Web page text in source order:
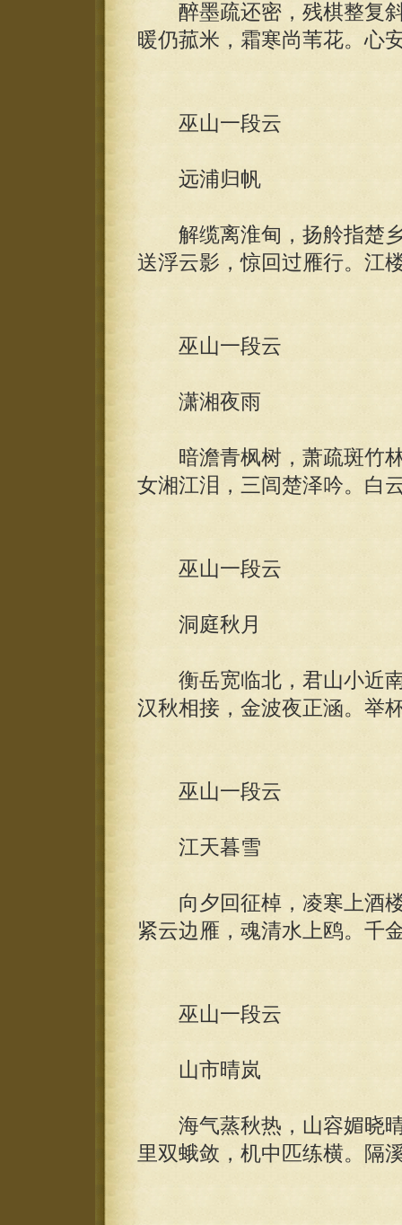
醉墨疏还密，残棋整复斜
暖仍菰米，霜寒尚苇花。心
巫山一段云
远浦归帆
解缆离淮甸，扬舲指楚乡
送浮云影，惊回过雁行。江
巫山一段云
潇湘夜雨
暗澹青枫树，萧疏斑竹林
女湘江泪，三闾楚泽吟。白
巫山一段云
洞庭秋月
衡岳宽临北，君山小近南
汉秋相接，金波夜正涵。举
巫山一段云
江天暮雪
向夕回征棹，凌寒上酒楼
紧云边雁，魂清水上鸥。千
巫山一段云
山市晴岚
海气蒸秋热，山容媚晓晴
里双蛾敛，机中匹练横。隔